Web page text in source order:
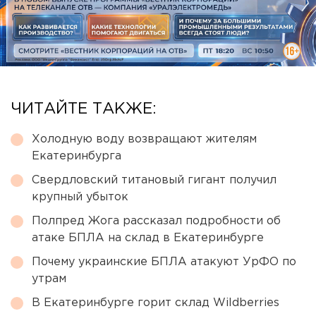
ЧИТАЙТЕ ТАКЖЕ:
Холодную воду возвращают жителям
Екатеринбурга
Свердловский титановый гигант получил
крупный убыток
Полпред Жога рассказал подробности об
атаке БПЛА на склад в Екатеринбурге
Почему украинские БПЛА атакуют УрФО по
утрам
В Екатеринбурге горит склад Wildberries